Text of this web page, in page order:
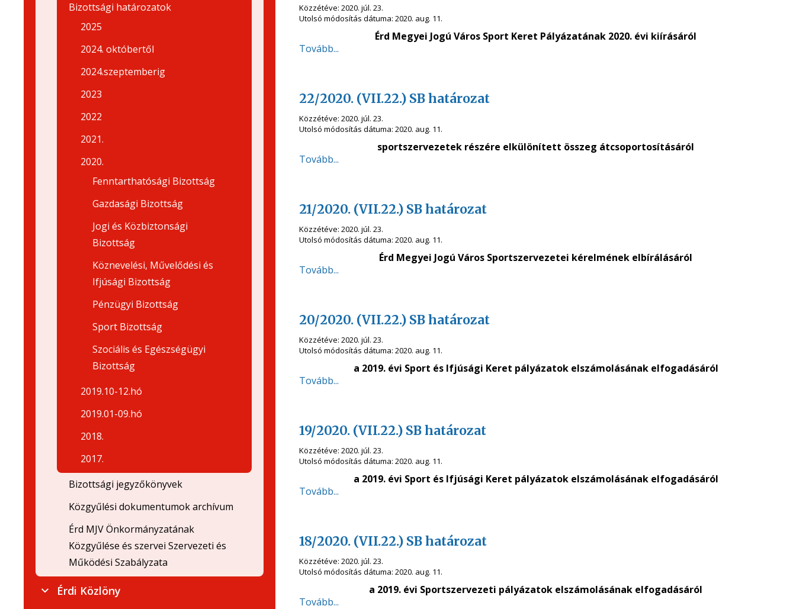
Közzétéve: 2020. júl. 23.
Utolsó módosítás dátuma: 2020. aug. 11.
Érd Megyei Jogú Város Sport Keret Pályázatának 2020. évi kiírásáról
Tovább...
22/2020. (VII.22.) SB határozat
Közzétéve: 2020. júl. 23.
Utolsó módosítás dátuma: 2020. aug. 11.
sportszervezetek részére elkülönített összeg átcsoportosításáról
Tovább...
21/2020. (VII.22.) SB határozat
Közzétéve: 2020. júl. 23.
Utolsó módosítás dátuma: 2020. aug. 11.
Érd Megyei Jogú Város Sportszervezetei kérelmének elbírálásáról
Tovább...
20/2020. (VII.22.) SB határozat
Közzétéve: 2020. júl. 23.
Utolsó módosítás dátuma: 2020. aug. 11.
a 2019. évi Sport és Ifjúsági Keret pályázatok elszámolásának elfogadásáról
Tovább...
19/2020. (VII.22.) SB határozat
Közzétéve: 2020. júl. 23.
Utolsó módosítás dátuma: 2020. aug. 11.
a 2019. évi Sport és Ifjúsági Keret pályázatok elszámolásának elfogadásáról
Tovább...
18/2020. (VII.22.) SB határozat
Közzétéve: 2020. júl. 23.
Utolsó módosítás dátuma: 2020. aug. 11.
a 2019. évi Sportszervezeti pályázatok elszámolásának elfogadásáról
Tovább...
Bizottsági határozatok
2025
2024. októbertől
2024.szeptemberig
2023
2022
2021.
2020.
Fenntarthatósági Bizottság
Gazdasági Bizottság
Jogi és Közbiztonsági
Bizottság
Köznevelési, Művelődési és
Ifjúsági Bizottság
Pénzügyi Bizottság
Sport Bizottság
Szociális és Egészségügyi
Bizottság
2019.10-12.hó
2019.01-09.hó
2018.
2017.
Bizottsági jegyzőkönyvek
Közgyűlési dokumentumok archívum
Érd MJV Önkormányzatának
Közgyűlése és szervei Szervezeti és
Működési Szabályzata
Érdi Közlöny